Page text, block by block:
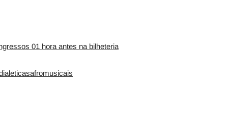
01 hora antes na bilheteria